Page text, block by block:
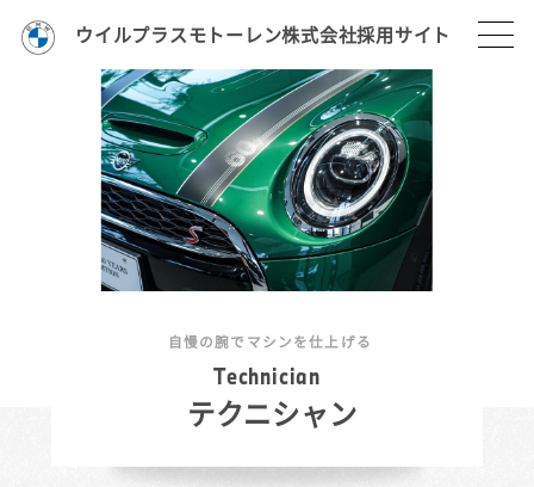
ウイルプラスモトーレン株式会社採用サイト
Technician
テクニシャン
自慢の腕でマシンを仕上げる